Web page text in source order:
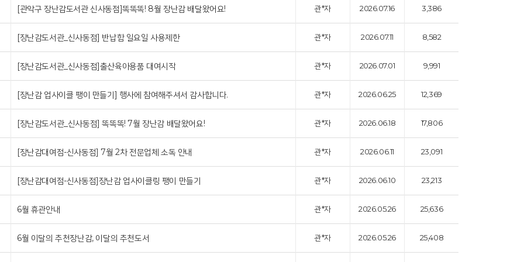
[관악구 장난감도서관 신사동점]똑똑똑! 8월 장난감 배달왔어요! 관*자 2026.07.16 3,386
[장난감도서관_신사동점] 반납함 일요일 사용제한 관*자 2026.07.11 8,582
[장난감도서관_신사동점]출산육아용품 대여시작 관*자 2026.07.01 9,991
[장난감 업사이클 팽이 만들기] 행사에 참여해주셔서 감사합니다. 관*자 2026.06.25 12,369
[장난감도서관_신사동점] 똑똑똑! 7월 장난감 배달왔어요! 관*자 2026.06.18 17,806
[장난감대여점-신사동점] 7월 2차 전문업체 소독 안내 관*자 2026.06.11 23,091
[장난감대여점-신사동점]장난감 업사이클링 팽이 만들기 관*자 2026.06.10 23,213
6월 휴관안내 관*자 2026.05.26 25,636
6월 이달의 추천장난감, 이달의 추천도서 관*자 2026.05.26 25,408